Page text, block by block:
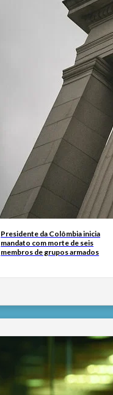
Presidente da Colômbia inicia
mandato com morte de seis
membros de grupos armados